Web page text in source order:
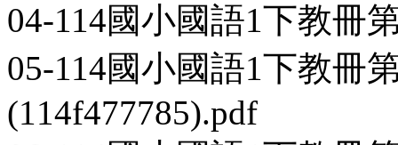
04-114國小國語1下教冊
05-114國小國語1下教冊
(114f477785).pdf